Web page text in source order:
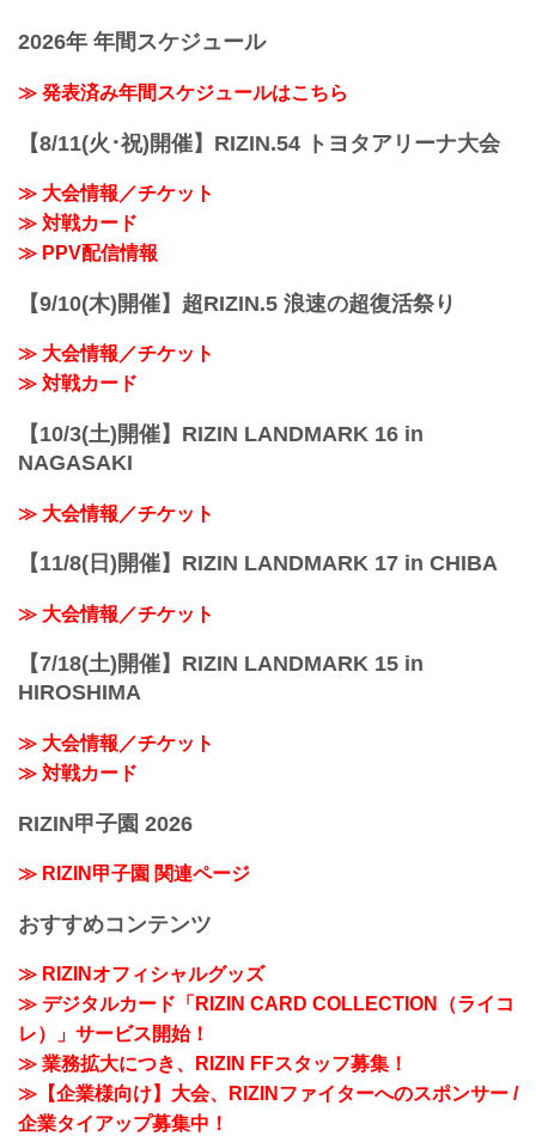
えは？
一番あって。カーライル選手のフィジカ
ル...
ーー試合後の率直な感想をお聞かせいた
中原 ホッとしました！それに尽きます。
何か要因がありますか？
ちの試合後インタビューを公開！
試合後インタビュー vol.1 / RIZIN.44
youtu.be
中島太一「RIZINのバンタム級チャンピオ
ンになります」
ッカーキックなどRIZINルールを活用して
いましたが、それは最初からやろうと決
2026年 年間スケジュール
≫ 発表済み年間スケジュールはこちら
【8/11(火･祝)開催】RIZIN.54 トヨタアリーナ大会
≫ 大会情報／チケット
≫ 対戦カード
≫ PPV配信情報
【9/10(木)開催】超RIZIN.5 浪速の超復活祭り
≫ 大会情報／チケット
≫ 対戦カード
【10/3(土)開催】RIZIN LANDMARK 16 in
NAGASAKI
≫ 大会情報／チケット
【11/8(日)開催】RIZIN LANDMARK 17 in CHIBA
≫ 大会情報／チケット
【7/18(土)開催】RIZIN LANDMARK 15 in
HIROSHIMA
≫ 大会情報／チケット
≫ 対戦カード
RIZIN甲子園 2026
≫ RIZIN甲子園 関連ページ
おすすめコンテンツ
≫ RIZINオフィシャルグッズ
≫ デジタルカード「RIZIN CARD COLLECTION（ライコ
レ）」サービス開始！
≫ 業務拡大につき、RIZIN FFスタッフ募集！
≫【企業様向け】大会、RIZINファイターへのスポンサー /
企業タイアップ募集中！